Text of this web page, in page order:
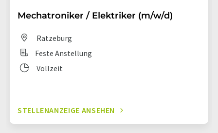
Mechatroniker / Elektriker (m/w/d)
Ratzeburg
Feste Anstellung
Vollzeit
STELLENANZEIGE ANSEHEN